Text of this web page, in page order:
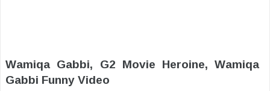
Wamiqa Gabbi, G2 Movie Heroine, Wamiqa
Gabbi Funny Video